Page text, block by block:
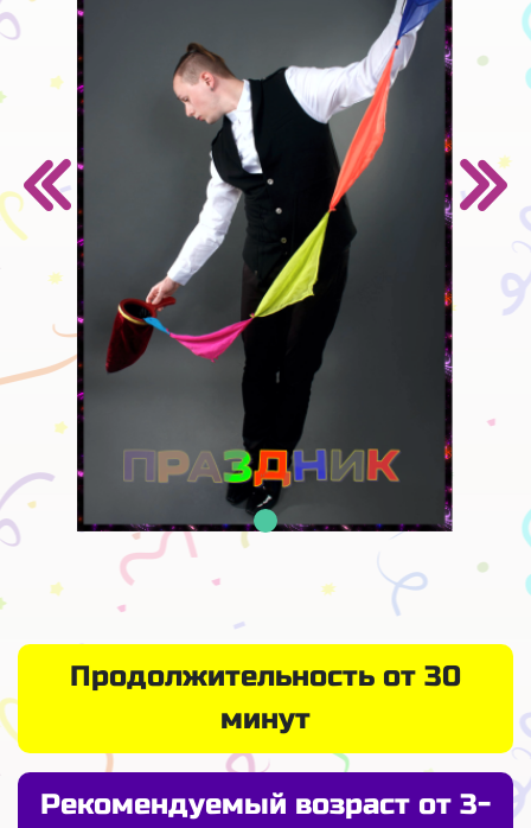
Продолжительность от 30
минут
Рекомендуемый возраст от 3-